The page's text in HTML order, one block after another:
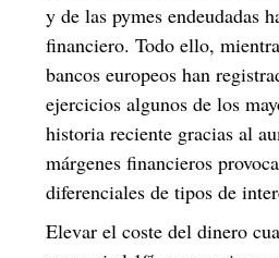
y de las pymes endeudadas
financiero. Todo ello,
bancos europeos han
ejercicios algunos de los
historia reciente gracias al
márgenes financieros
diferenciales de tipos de
Elevar el coste del dinero